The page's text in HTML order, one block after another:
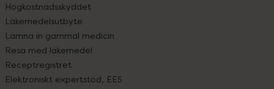
Högkostnadsskyddet
Läkemedelsutbyte
Lämna in gammal medicin
Resa med läkemedel
Receptregistret
Elektroniskt expertstöd, EES